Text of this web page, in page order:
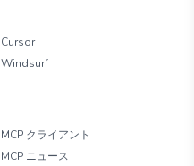
Cursor
Windsurf
MCP クライアント
MCP ニュース